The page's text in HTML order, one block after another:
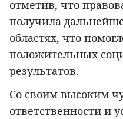
отметив, что
получила
областях, что
положительных
результатов.
Со своим высоким
ответственности и